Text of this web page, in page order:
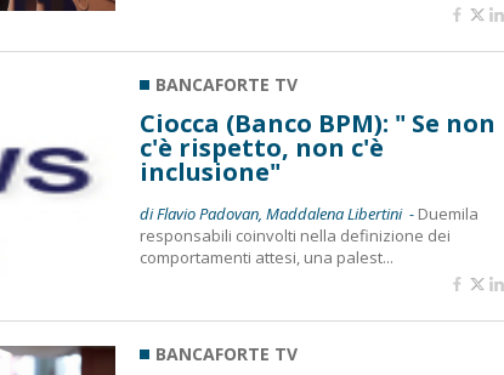
BANCAFORTE TV
Ciocca (Banco BPM): " Se non
c'è rispetto, non c'è
inclusione"
di Flavio Padovan, Maddalena Libertini - Duemila
responsabili coinvolti nella definizione dei
comportamenti attesi, una palest...
BANCAFORTE TV